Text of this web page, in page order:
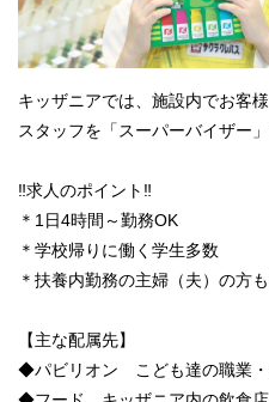
キッザニアでは、施設内でお客
スタッフを「スーパーバイザー」
‼求人のポイント‼
＊1日4時間～勤務OK
＊学校帰りに働く学生多数
＊扶養内勤務の主婦（夫）の方
【主な配属先】
◆パビリオン こども達の職業・